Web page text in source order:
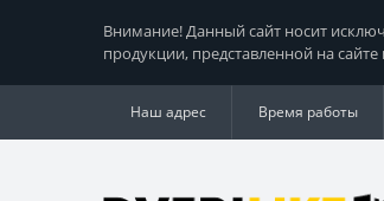
Внимание! Данный сайт носит
продукции, представленной на
Наш адрес Время работы